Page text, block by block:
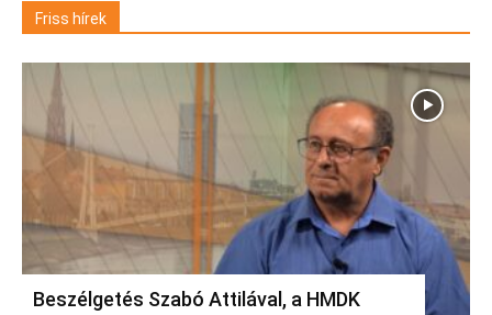
Friss hírek
Beszélgetés Szabó Attilával, a HMDK